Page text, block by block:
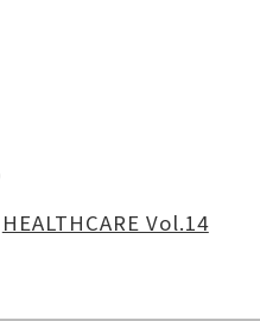
HEALTHCARE Vol.14